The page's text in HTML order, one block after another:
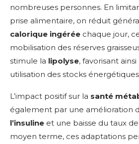
nombreuses personnes. En
prise alimentaire, on réduit
calorique ingérée chaque jour,
mobilisation des réserves
stimule la lipolyse, favorisant
utilisation des stocks
L’impact positif sur la santé
également par une amélioration
l’insuline et une baisse du taux
moyen terme, ces adaptations